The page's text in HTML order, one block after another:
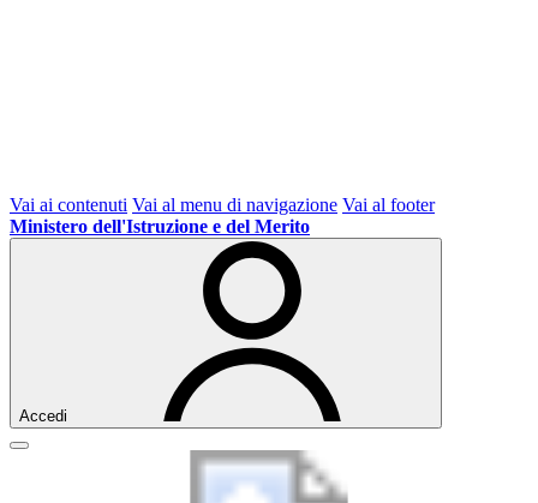
Vai ai contenuti Vai al menu di navigazione Vai al footer
Ministero dell'Istruzione e del Merito
Accedi